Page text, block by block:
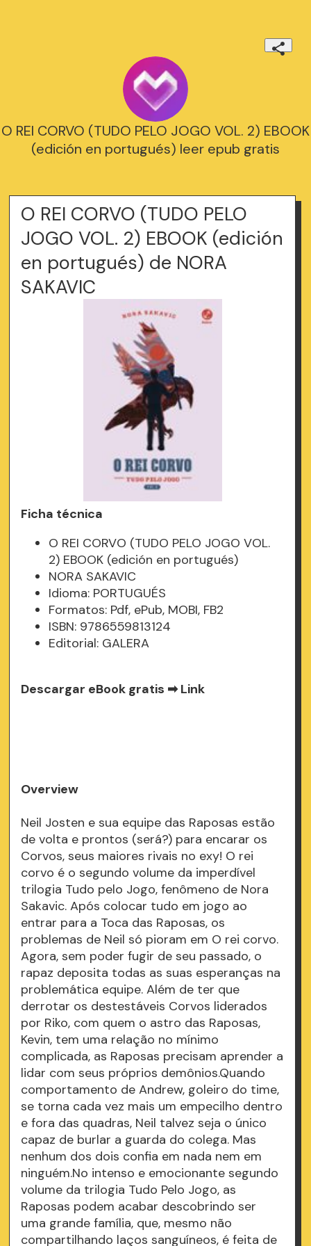
O REI CORVO (TUDO PELO JOGO VOL. 2) EBOOK
(edición en portugués) leer epub gratis
O REI CORVO (TUDO PELO
JOGO VOL. 2) EBOOK (edición
en portugués) de NORA
SAKAVIC
Ficha técnica
O REI CORVO (TUDO PELO JOGO VOL.
2) EBOOK (edición en portugués)
NORA SAKAVIC
Idioma: PORTUGUÉS
Formatos: Pdf, ePub, MOBI, FB2
ISBN: 9786559813124
Editorial: GALERA
Descargar eBook gratis ➡Link
Overview
Neil Josten e sua equipe das Raposas estão
de volta e prontos (será?) para encarar os
Corvos, seus maiores rivais no exy! O rei
corvo é o segundo volume da imperdível
trilogia Tudo pelo Jogo, fenômeno de Nora
Sakavic. Após colocar tudo em jogo ao
entrar para a Toca das Raposas, os
problemas de Neil só pioram em O rei corvo.
Agora, sem poder fugir de seu passado, o
rapaz deposita todas as suas esperanças na
problemática equipe. Além de ter que
derrotar os destestáveis Corvos liderados
por Riko, com quem o astro das Raposas,
Kevin, tem uma relação no mínimo
complicada, as Raposas precisam aprender a
lidar com seus próprios demônios.Quando
comportamento de Andrew, goleiro do time,
se torna cada vez mais um empecilho dentro
e fora das quadras, Neil talvez seja o único
capaz de burlar a guarda do colega. Mas
nenhum dos dois confia em nada nem em
ninguém.No intenso e emocionante segundo
volume da trilogia Tudo Pelo Jogo, as
Raposas podem acabar descobrindo ser
uma grande família, que, mesmo não
compartilhando laços sanguíneos, é feita de